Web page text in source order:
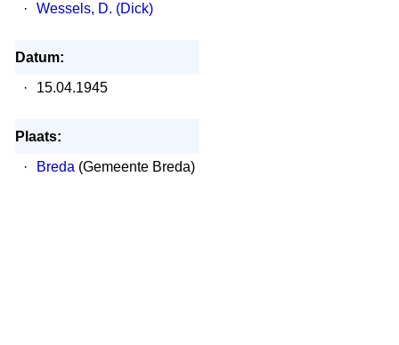
·
Wessels, D. (Dick)
Datum:
·
15.04.1945
Plaats:
·
Breda (Gemeente Breda)